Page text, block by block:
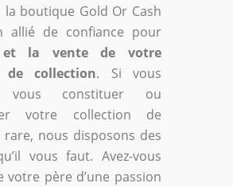
la boutique Gold Or Cash
allié de confiance pour
et la vente de votre
de collection. Si vous
vous constituer ou
votre collection de
nous disposons des
vous faut. Avez-vous
votre père d’une passion